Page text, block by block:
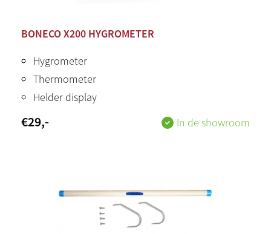
BONECO X200 HYGROMETER
Hygrometer
Thermometer
Helder display
€29,- In de showroom